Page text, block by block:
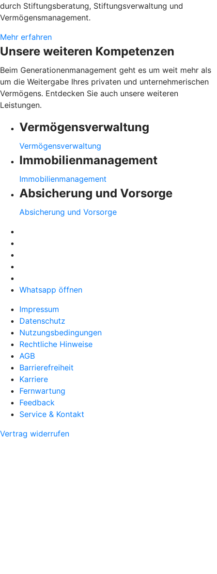
durch Stiftungsberatung, Stiftungsverwaltung und
Vermögensmanagement.
Mehr erfahren
Unsere weiteren Kompetenzen
Beim Generationenmanagement geht es um weit mehr als
um die Weitergabe Ihres privaten und unternehmerischen
Vermögens. Entdecken Sie auch unsere weiteren
Leistungen.
Vermögensverwaltung
Vermögensverwaltung
Immobilienmanagement
Immobilienmanagement
Absicherung und Vorsorge
Absicherung und Vorsorge
Whatsapp öffnen
Impressum
Datenschutz
Nutzungsbedingungen
Rechtliche Hinweise
AGB
Barrierefreiheit
Karriere
Fernwartung
Feedback
Service & Kontakt
Vertrag widerrufen